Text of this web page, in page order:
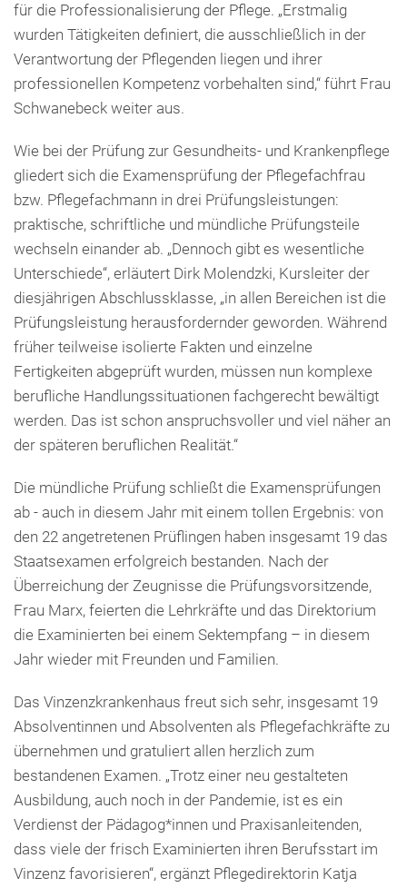
für die Professionalisierung der Pflege. „Erstmalig
wurden Tätigkeiten definiert, die ausschließlich in der
Verantwortung der Pflegenden liegen und ihrer
professionellen Kompetenz vorbehalten sind,“ führt Frau
Schwanebeck weiter aus.
Wie bei der Prüfung zur Gesundheits- und Krankenpflege
gliedert sich die Examensprüfung der Pflegefachfrau
bzw. Pflegefachmann in drei Prüfungsleistungen:
praktische, schriftliche und mündliche Prüfungsteile
wechseln einander ab. „Dennoch gibt es wesentliche
Unterschiede“, erläutert Dirk Molendzki, Kursleiter der
diesjährigen Abschlussklasse, „in allen Bereichen ist die
Prüfungsleistung herausfordernder geworden. Während
früher teilweise isolierte Fakten und einzelne
Fertigkeiten abgeprüft wurden, müssen nun komplexe
berufliche Handlungssituationen fachgerecht bewältigt
werden. Das ist schon anspruchsvoller und viel näher an
der späteren beruflichen Realität.“
Die mündliche Prüfung schließt die Examensprüfungen
ab - auch in diesem Jahr mit einem tollen Ergebnis: von
den 22 angetretenen Prüflingen haben insgesamt 19 das
Staatsexamen erfolgreich bestanden. Nach der
Überreichung der Zeugnisse die Prüfungsvorsitzende,
Frau Marx, feierten die Lehrkräfte und das Direktorium
die Examinierten bei einem Sektempfang – in diesem
Jahr wieder mit Freunden und Familien.
Das Vinzenzkrankenhaus freut sich sehr, insgesamt 19
Absolventinnen und Absolventen als Pflegefachkräfte zu
übernehmen und gratuliert allen herzlich zum
bestandenen Examen. „Trotz einer neu gestalteten
Ausbildung, auch noch in der Pandemie, ist es ein
Verdienst der Pädagog*innen und Praxisanleitenden,
dass viele der frisch Examinierten ihren Berufsstart im
Vinzenz favorisieren“, ergänzt Pflegedirektorin Katja